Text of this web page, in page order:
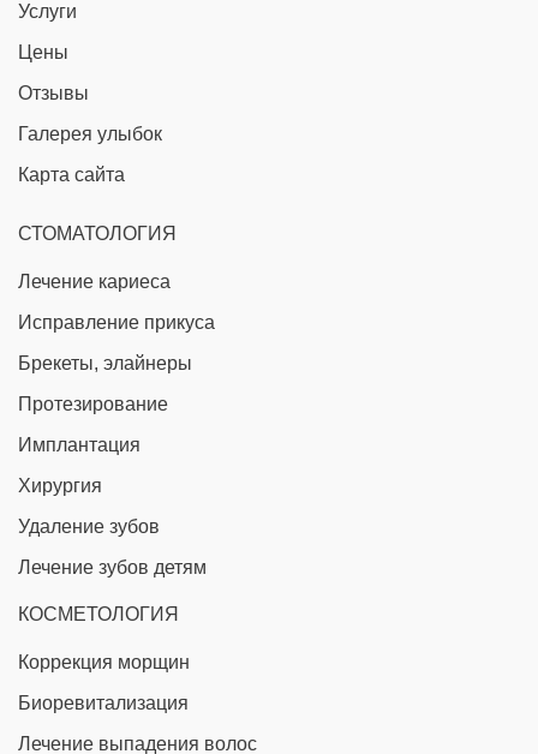
Услуги
Цены
Отзывы
Галерея улыбок
Карта сайта
СТОМАТОЛОГИЯ
Лечение кариеса
Исправление прикуса
Брекеты, элайнеры
Протезирование
Имплантация
Хирургия
Удаление зубов
Лечение зубов детям
КОСМЕТОЛОГИЯ
Коррекция морщин
Биоревитализация
Лечение выпадения волос